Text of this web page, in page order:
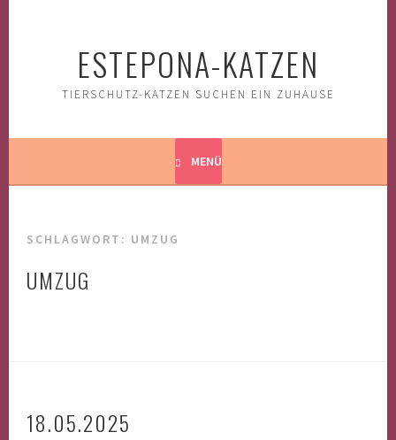
ESTEPONA-KATZEN
TIERSCHUTZ-KATZEN SUCHEN EIN ZUHAUSE
MENÜ
SCHLAGWORT: UMZUG
UMZUG
18.05.2025